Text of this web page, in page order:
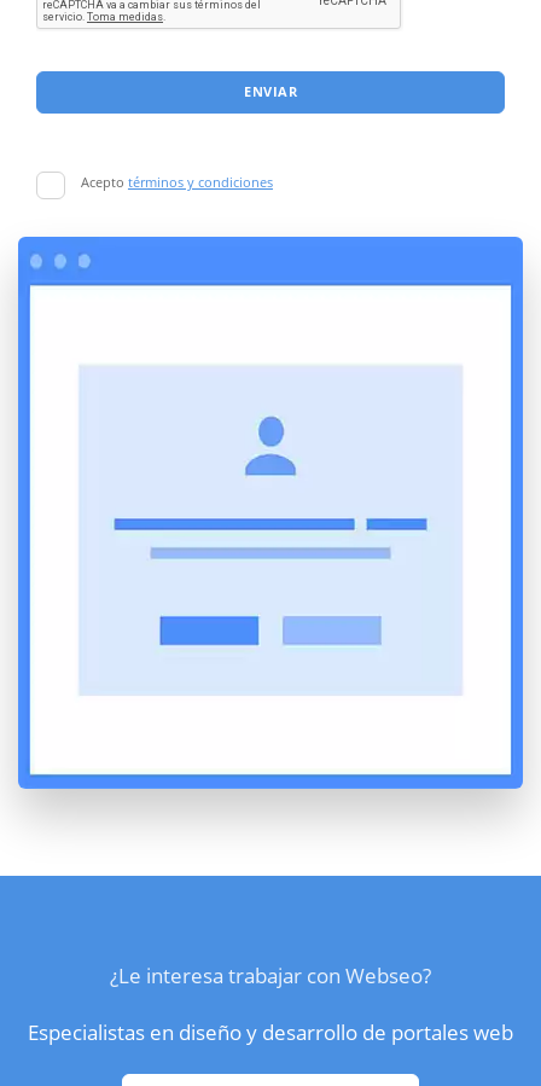
ENVIAR
Acepto términos y condiciones
¿Le interesa trabajar con Webseo?
Especialistas en diseño y desarrollo de portales web